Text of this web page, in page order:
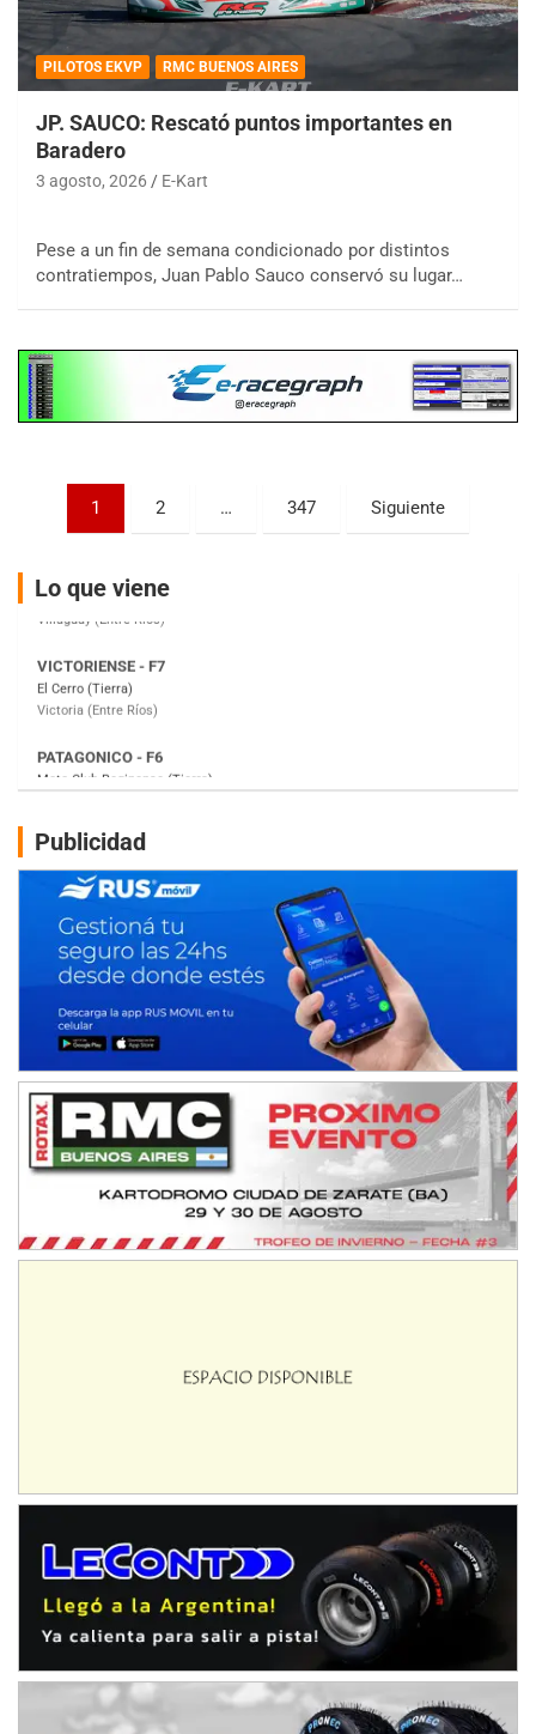
PILOTOS EKVP RMC BUENOS AIRES
JP. SAUCO: Rescató puntos importantes en
Baradero
3 agosto, 2026 E-Kart
Pese a un fin de semana condicionado por distintos
contratiempos, Juan Pablo Sauco conservó su lugar…
Paginación
entradas
1 2 … 347 Siguiente
Lo que viene
IAME SERIES ARGENTINA 6
KDO - F6
Ciudad de Trenque Lauquen (Asfalto)
Trenque Lauquen (Buenos Aires)
Parque de la Velocidad (Asfalto)
Villaguay (Entre Ríos)
El Cerro (Tierra)
Victoria (Entre Ríos)
Moto Club Reginense (Tierra)
Gral. E. Godoy (Río Negro)
Juventud Unida (Tierra)
Humboldt (Santa Fe)
Ciudad de Avellaneda (Asfalto)
Avellaneda (Santa Fe)
SUR SANTAFESINO - F4
José Samuel Sánchez (Tierra)
Rufino (Santa Fe)
TUCUMANO - F5
Juan Navarro (Asfalto)
El Timbó (Tucumán)
COBERTURA ESPECIAL DE E-KART.COM.AR
08/09-AGO
IAME SERIES ARGENTINA 6
Ramiro Tot (Asfalto)
KDO - F6
Parque de la Velocidad (Asfalto)
Moto Club Reginense (Tierra)
Gral. E. Godoy (Río Negro)
CSK - F7
Juventud Unida (Tierra)
Publicidad